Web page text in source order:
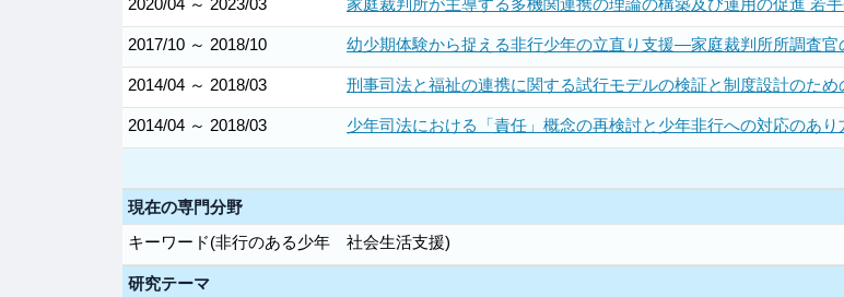
2020/04 ～ 2023/03 家庭裁判所が主導する多機関連携の理論の構築及び運用の促進 若
2017/10 ～ 2018/10 幼少期体験から捉える非行少年の立直り支援―家庭裁判所所調査
2014/04 ～ 2018/03 刑事司法と福祉の連携に関する試行モデルの検証と制度設計のた
2014/04 ～ 2018/03 少年司法における「責任」概念の再検討と少年非行への対応のあり
現在の専門分野
キーワード(非行のある少年 社会生活支援)
研究テーマ